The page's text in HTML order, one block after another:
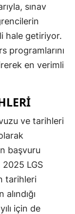
sınav
hale getiriyor.
programlarını
en verimli
ve tarihleri
başvuru
2025 LGS
tarihleri
için de